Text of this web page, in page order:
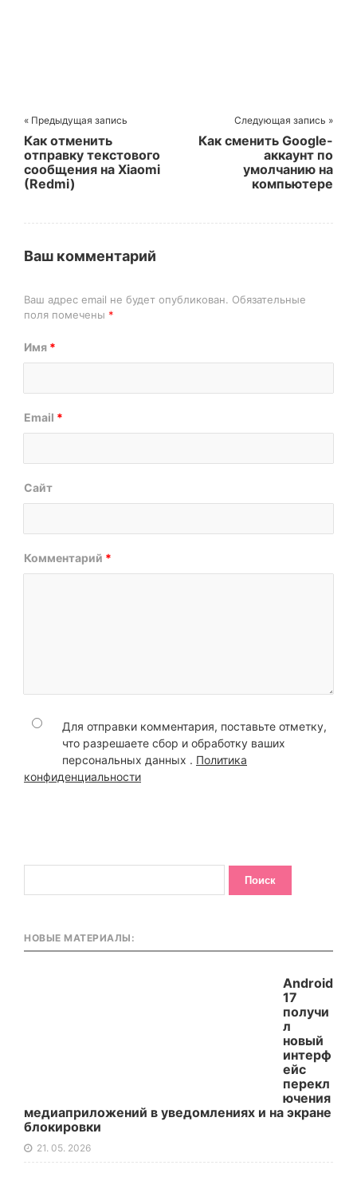
« Предыдущая запись
Как отменить
отправку текстового
сообщения на Xiaomi
(Redmi)
Следующая запись »
Как сменить Google-
аккаунт по
умолчанию на
компьютере
Ваш комментарий
Ваш адрес email не будет опубликован. Обязательные
поля помечены *
Имя *
Email *
Сайт
Комментарий *
Для отправки комментария, поставьте отметку,
что разрешаете сбор и обработку ваших
персональных данных . Политика
конфиденциальности
НОВЫЕ МАТЕРИАЛЫ:
Android
17
получи
л
новый
интерф
ейс
перекл
ючения
медиаприложений в уведомлениях и на экране
блокировки
21. 05. 2026